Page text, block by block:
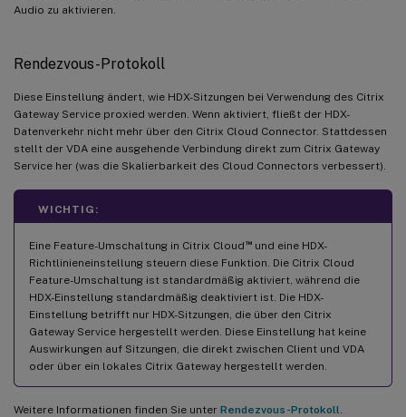
Audio zu aktivieren.
Rendezvous-Protokoll
Diese Einstellung ändert, wie HDX-Sitzungen bei Verwendung des Citrix
Gateway Service proxied werden. Wenn aktiviert, fließt der HDX-
Datenverkehr nicht mehr über den Citrix Cloud Connector. Stattdessen
stellt der VDA eine ausgehende Verbindung direkt zum Citrix Gateway
Service her (was die Skalierbarkeit des Cloud Connectors verbessert).
WICHTIG:
Eine Feature-Umschaltung in Citrix Cloud ™und eine HDX-
Richtlinieneinstellung steuern diese Funktion. Die Citrix Cloud
Feature-Umschaltung ist standardmäßig aktiviert, während die
HDX-Einstellung standardmäßig deaktiviert ist. Die HDX-
Einstellung betrifft nur HDX-Sitzungen, die über den Citrix
Gateway Service hergestellt werden. Diese Einstellung hat keine
Auswirkungen auf Sitzungen, die direkt zwischen Client und VDA
oder über ein lokales Citrix Gateway hergestellt werden.
Weitere Informationen finden Sie unter Rendezvous-Protokoll